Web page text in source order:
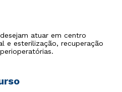
atuar em centro
e esterilização, recuperação